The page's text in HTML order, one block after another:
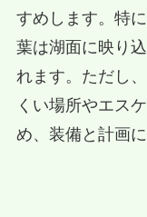
すめします。特
葉は湖面に映り
れます。ただし
くい場所やエス
め、装備と計画